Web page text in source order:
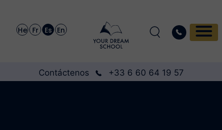
He Fr Es En
Contáctenos +33 6 60 64 19 57